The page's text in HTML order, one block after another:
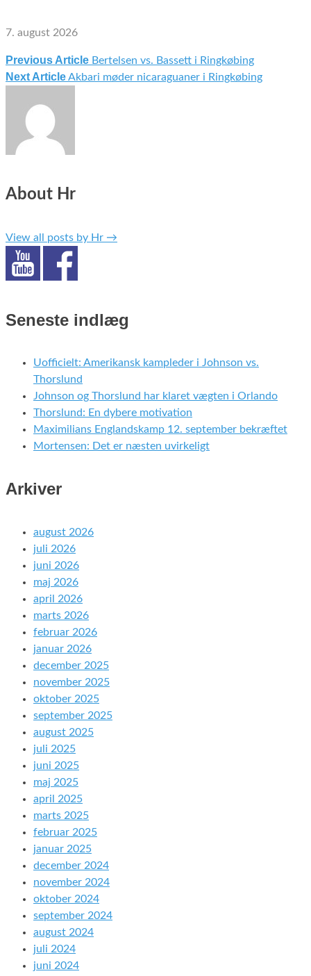
7. august 2026
Indlægsnavigation
Previous Article Bertelsen vs. Bassett i Ringkøbing
Next ArticleAkbari møder nicaraguaner i Ringkøbing
About Hr
View all posts by Hr →
Seneste indlæg
Uofficielt: Amerikansk kampleder i Johnson vs.
Thorslund
Johnson og Thorslund har klaret vægten i Orlando
Thorslund: En dybere motivation
Maximilians Englandskamp 12. september bekræftet
Mortensen: Det er næsten uvirkeligt
Arkiver
august 2026
juli 2026
juni 2026
maj 2026
april 2026
marts 2026
februar 2026
januar 2026
december 2025
november 2025
oktober 2025
september 2025
august 2025
juli 2025
juni 2025
maj 2025
april 2025
marts 2025
februar 2025
januar 2025
december 2024
november 2024
oktober 2024
september 2024
august 2024
juli 2024
juni 2024